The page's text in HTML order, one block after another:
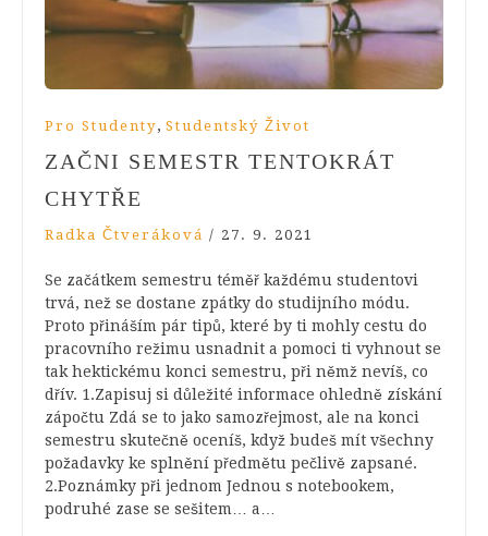
Pro Studenty, Studentský Život
ZAČNI SEMESTR TENTOKRÁT
CHYTŘE
Radka Čtveráková / 27. 9. 2021
Se začátkem semestru téměř každému studentovi
trvá, než se dostane zpátky do studijního módu.
Proto přináším pár tipů, které by ti mohly cestu do
pracovního režimu usnadnit a pomoci ti vyhnout se
tak hektickému konci semestru, při němž nevíš, co
dřív. 1.Zapisuj si důležité informace ohledně získání
zápočtu Zdá se to jako samozřejmost, ale na konci
semestru skutečně oceníš, když budeš mít všechny
požadavky ke splnění předmětu pečlivě zapsané.
2.Poznámky při jednom Jednou s notebookem,
podruhé zase se sešitem… a…